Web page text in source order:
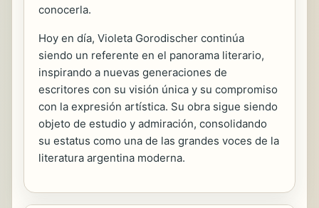
conocerla.
Hoy en día, Violeta Gorodischer continúa
siendo un referente en el panorama literario,
inspirando a nuevas generaciones de
escritores con su visión única y su compromiso
con la expresión artística. Su obra sigue siendo
objeto de estudio y admiración, consolidando
su estatus como una de las grandes voces de la
literatura argentina moderna.